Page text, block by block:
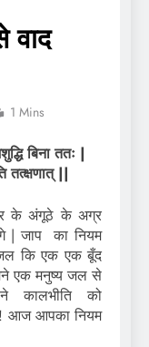
वाद
1 Mins
बिना ततः |
तत्क्षणात् ||
के अंगूठे के अग्र
| जाप का नियम
कि एक एक बूँद
एक मनुष्य जल से
को
! आज आपका नियम